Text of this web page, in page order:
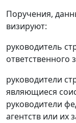
Поручения,
визируют:
руководитель
ответственного
руководители
являющиеся
руководители
агентств или их